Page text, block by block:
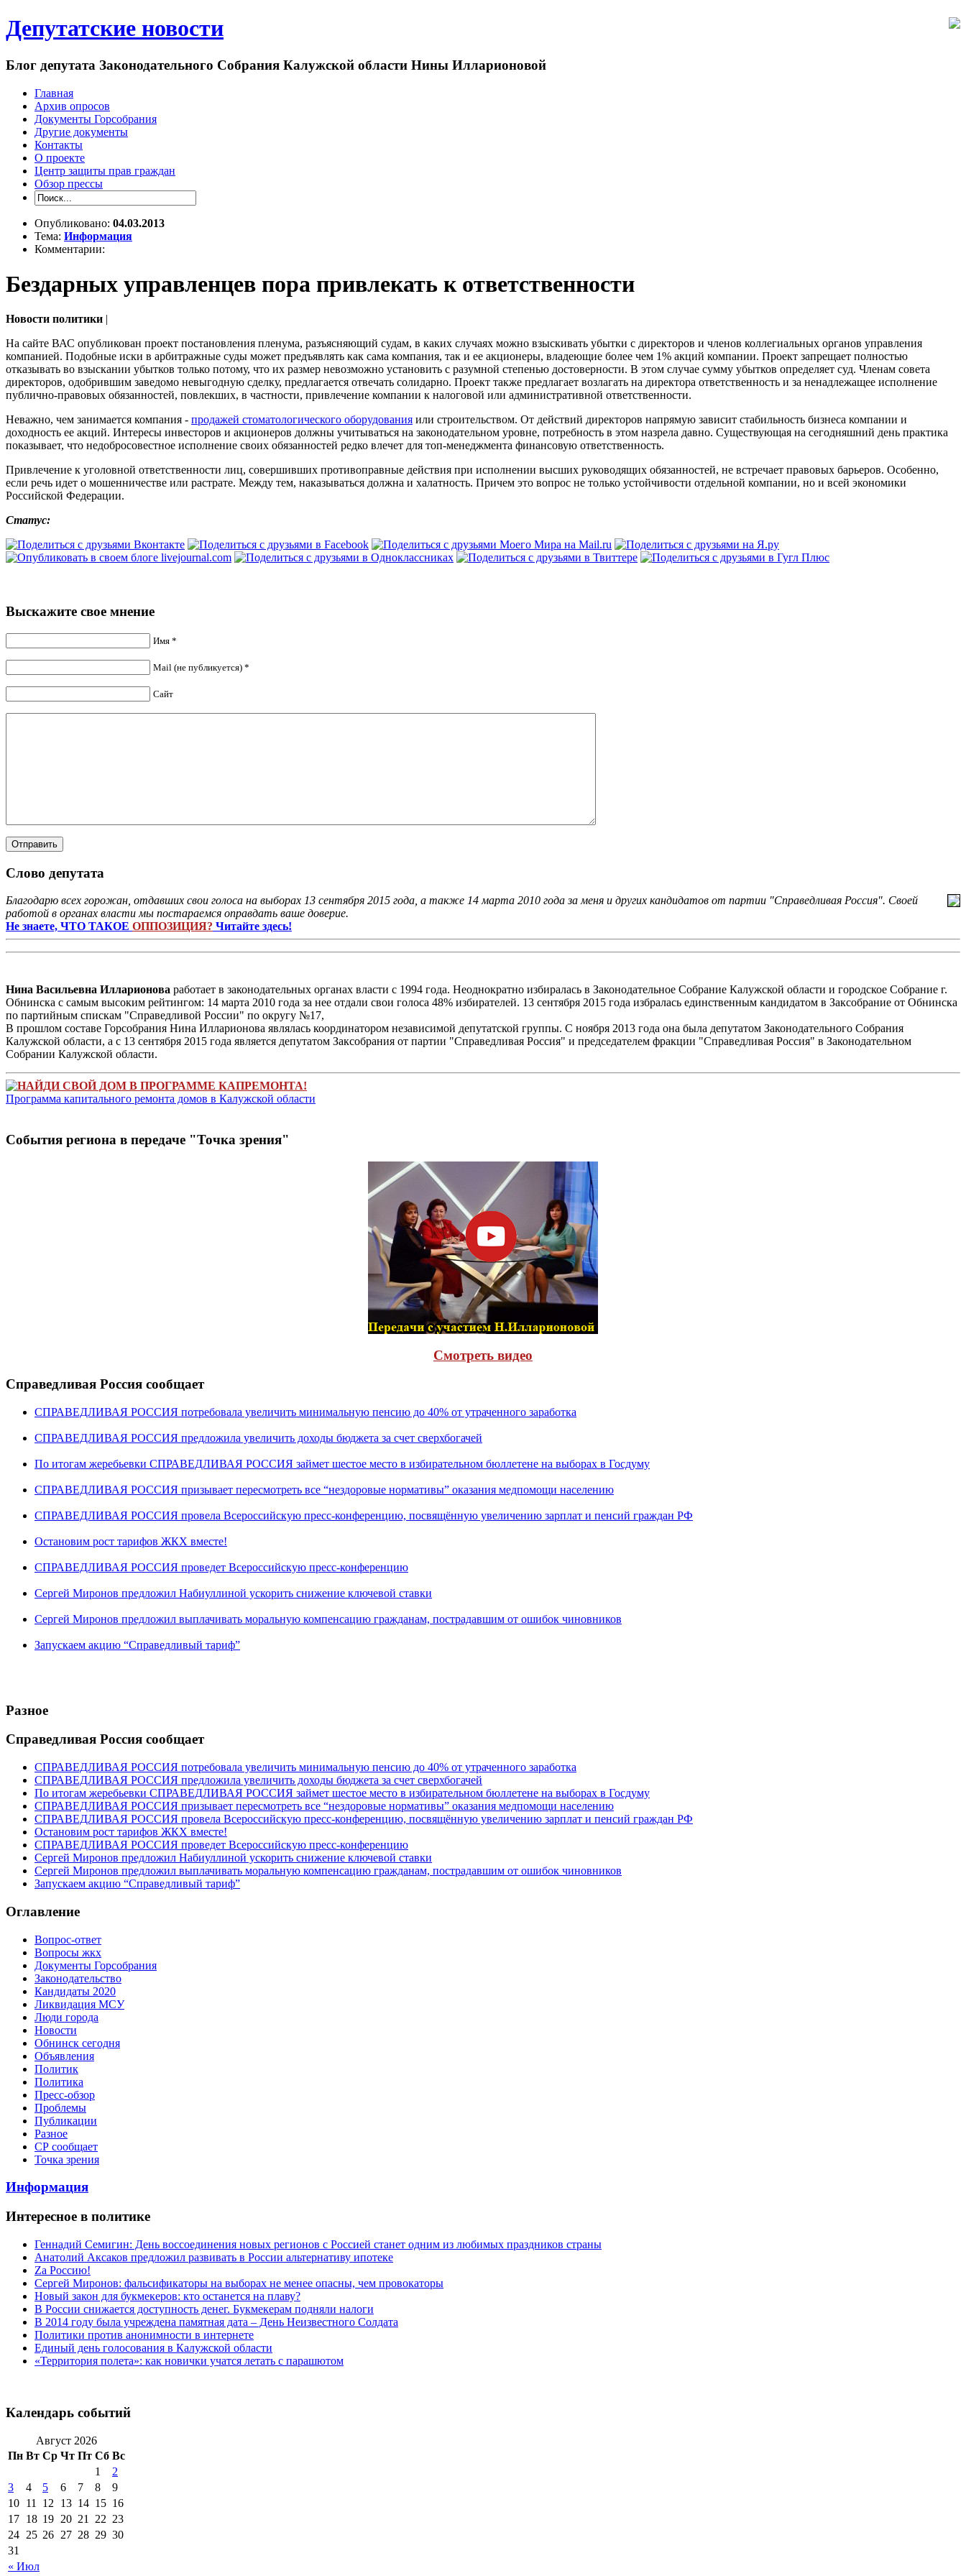
Депутатские новости
Блог депутата Законодательного Собрания Калужской области Нины Илларионовой
Главная
Архив опросов
Документы Горсобрания
Другие документы
Контакты
О проекте
Центр защиты прав граждан
Обзор прессы
Опубликовано: 04.03.2013
Тема: Информация
Комментарии:
Бездарных управленцев пора привлекать к ответственности
Новости политики
На сайте ВАС опубликован проект постановления пленума, разъясняющий судам, в каких случаях можно взыскивать убытки с директоров и членов коллегиальных органов управления
компанией. Подобные иски в арбитражные суды может предъявлять как сама компания, так и ее акционеры, владеющие более чем 1% акций компании. Проект запрещает полностью
отказывать во взыскании убытков только потому, что их размер невозможно установить с разумной степенью достоверности. В этом случае сумму убытков определяет суд. Членам совета
директоров, одобрившим заведомо невыгодную сделку, предлагается отвечать солидарно. Проект также предлагает возлагать на директора ответственность и за ненадлежащее исполнение
публично-правовых обязанностей, повлекших, в частности, привлечение компании к налоговой или административной ответственности.
Неважно, чем занимается компания - продажей стоматологического оборудования или строительством. От действий директоров напрямую зависит стабильность бизнеса компании и
доходность ее акций. Интересы инвесторов и акционеров должны учитываться на законодательном уровне, потребность в этом назрела давно. Существующая на сегодняшний день практика
показывает, что недобросовестное исполнение своих обязанностей редко влечет для топ-менеджмента финансовую ответственность.
Привлечение к уголовной ответственности лиц, совершивших противоправные действия при исполнении высших руководящих обязанностей, не встречает правовых барьеров. Особенно,
если речь идет о мошенничестве или растрате. Между тем, наказываться должна и халатность. Причем это вопрос не только устойчивости отдельной компании, но и всей экономики
Российской Федерации.
Статус:
Выскажите свое мнение
Имя *
Mail (не публикуется) *
Сайт
Слово депутата
Благодарю всех горожан, отдавших свои голоса на выборах 13 сентября 2015 года, а также 14 марта 2010 года за меня и других кандидатов от партии "Справедливая Россия". Своей
работой в органах власти мы постараемся оправдать ваше доверие.
Не знаете, ЧТО ТАКОЕ ОППОЗИЦИЯ? Читайте здесь!
Нина Васильевна Илларионова работает в законодательных органах власти с 1994 года. Неоднократно избиралась в Законодательное Собрание Калужской области и городское Собрание г.
Обнинска с самым высоким рейтингом: 14 марта 2010 года за нее отдали свои голоса 48% избирателей. 13 сентября 2015 года избралась единственным кандидатом в Заксобрание от Обнинска
по партийным спискам "Справедливой России" по округу №17,
В прошлом составе Горсобрания Нина Илларионова являлась координатором независимой депутатской группы. С ноября 2013 года она была депутатом Законодательного Собрания
Калужской области, а с 13 сентября 2015 года является депутатом Заксобрания от партии "Справедливая Россия" и председателем фракции "Справедливая Россия" в Законодательном
Собрании Калужской области.
НАЙДИ СВОЙ ДОМ В ПРОГРАММЕ КАПРЕМОНТА!
Программа капитального ремонта домов в Калужской области
Cобытия региона в передачe "Точка зрения"
Cмотреть видео
Справедливая Россия сообщает
СПРАВЕДЛИВАЯ РОССИЯ потребовала увеличить минимальную пенсию до 40% от утраченного заработка
СПРАВЕДЛИВАЯ РОССИЯ предложила увеличить доходы бюджета за счет сверхбогачей
По итогам жеребьевки СПРАВЕДЛИВАЯ РОССИЯ займет шестое место в избирательном бюллетене на выборах в Госдуму
СПРАВЕДЛИВАЯ РОССИЯ призывает пересмотреть все “нездоровые нормативы” оказания медпомощи населению
СПРАВЕДЛИВАЯ РОССИЯ провела Всероссийскую пресс-конференцию, посвящённую увеличению зарплат и пенсий граждан РФ
Остановим рост тарифов ЖКХ вместе!
СПРАВЕДЛИВАЯ РОССИЯ проведет Всероссийскую пресс-конференцию
Сергей Миронов предложил Набиуллиной ускорить снижение ключевой ставки
Сергей Миронов предложил выплачивать моральную компенсацию гражданам, пострадавшим от ошибок чиновников
Запускаем акцию “Справедливый тариф”
Разное
Справедливая Россия сообщает
СПРАВЕДЛИВАЯ РОССИЯ потребовала увеличить минимальную пенсию до 40% от утраченного заработка
СПРАВЕДЛИВАЯ РОССИЯ предложила увеличить доходы бюджета за счет сверхбогачей
По итогам жеребьевки СПРАВЕДЛИВАЯ РОССИЯ займет шестое место в избирательном бюллетене на выборах в Госдуму
СПРАВЕДЛИВАЯ РОССИЯ призывает пересмотреть все “нездоровые нормативы” оказания медпомощи населению
СПРАВЕДЛИВАЯ РОССИЯ провела Всероссийскую пресс-конференцию, посвящённую увеличению зарплат и пенсий граждан РФ
Остановим рост тарифов ЖКХ вместе!
СПРАВЕДЛИВАЯ РОССИЯ проведет Всероссийскую пресс-конференцию
Сергей Миронов предложил Набиуллиной ускорить снижение ключевой ставки
Сергей Миронов предложил выплачивать моральную компенсацию гражданам, пострадавшим от ошибок чиновников
Запускаем акцию “Справедливый тариф”
Оглавление
Вопрос-ответ
Вопросы жкх
Документы Горсобрания
Законодательство
Кандидаты 2020
Ликвидация МСУ
Люди города
Новости
Обнинск сегодня
Объявления
Политик
Политика
Пресс-обзор
Проблемы
Публикации
Разное
СР сообщает
Точка зрения
Информация
Интересное в политике
Геннадий Семигин: День воссоединения новых регионов с Россией станет одним из любимых праздников страны
Анатолий Аксаков предложил развивать в России альтернативу ипотеке
Zа Россию!
Сергей Миронов: фальсификаторы на выборах не менее опасны, чем провокаторы
Новый закон для букмекеров: кто останется на плаву?
В России снижается доступность денег. Букмекерам подняли налоги
В 2014 году была учреждена памятная дата – День Неизвестного Солдата
Политики против анонимности в интернете
Единый день голосования в Калужской области
«Территория полета»: как новички учатся летать с парашютом
Календарь событий
Август 2026
Пн Вт Ср Чт Пт Сб Вс
« Июл
1
2
3
4 5 6 7 8
9
10 11 12 13 14 15 16
17 18 19 20 21 22 23
24 25 26 27 28 29 30
31